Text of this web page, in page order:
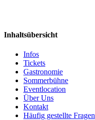
Inhaltsübersicht
Infos
Tickets
Gastronomie
Sommerbühne
Eventlocation
Über Uns
Kontakt
Häufig gestellte Fragen